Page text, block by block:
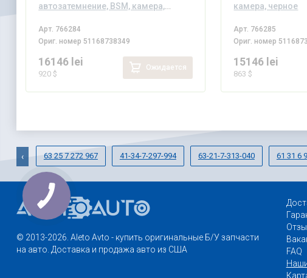
автозатемнение, BSM, камера,
Арт. 766284
Ориг. номер 51168738349
16146 lei
920 $
Ожидается
камера, черное
Арт. 766285
Ориг. номер
15146 lei
863 $
63 25 7 272 967 41-34-7-297-994 63-21-7-313-040 61 31 6
‹
© 2013-2026. Aleto Avto - купить оригинальные Б/У запчасти
на авто. Доставка и продажа авто из США
FAQ